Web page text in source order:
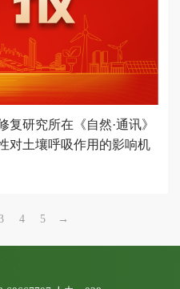
研究所在《自然·通讯》
对土壤呼吸作用的影响机
4 5 →